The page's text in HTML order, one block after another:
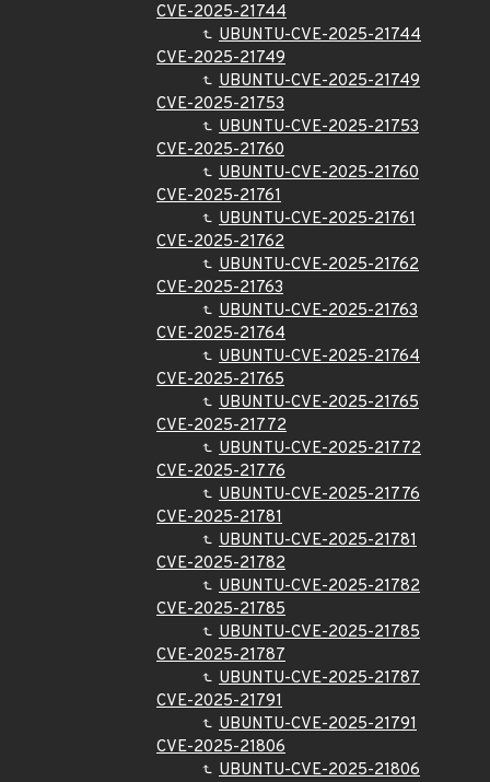
CVE-2025-21744
UBUNTU-CVE-2025-21744
CVE-2025-21749
UBUNTU-CVE-2025-21749
CVE-2025-21753
UBUNTU-CVE-2025-21753
CVE-2025-21760
UBUNTU-CVE-2025-21760
CVE-2025-21761
UBUNTU-CVE-2025-21761
CVE-2025-21762
UBUNTU-CVE-2025-21762
CVE-2025-21763
UBUNTU-CVE-2025-21763
CVE-2025-21764
UBUNTU-CVE-2025-21764
CVE-2025-21765
UBUNTU-CVE-2025-21765
CVE-2025-21772
UBUNTU-CVE-2025-21772
CVE-2025-21776
UBUNTU-CVE-2025-21776
CVE-2025-21781
UBUNTU-CVE-2025-21781
CVE-2025-21782
UBUNTU-CVE-2025-21782
CVE-2025-21785
UBUNTU-CVE-2025-21785
CVE-2025-21787
UBUNTU-CVE-2025-21787
CVE-2025-21791
UBUNTU-CVE-2025-21791
CVE-2025-21806
UBUNTU-CVE-2025-21806